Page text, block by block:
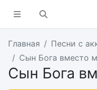
Главная
Песни с
Сын Бога вместо
Сын Бога